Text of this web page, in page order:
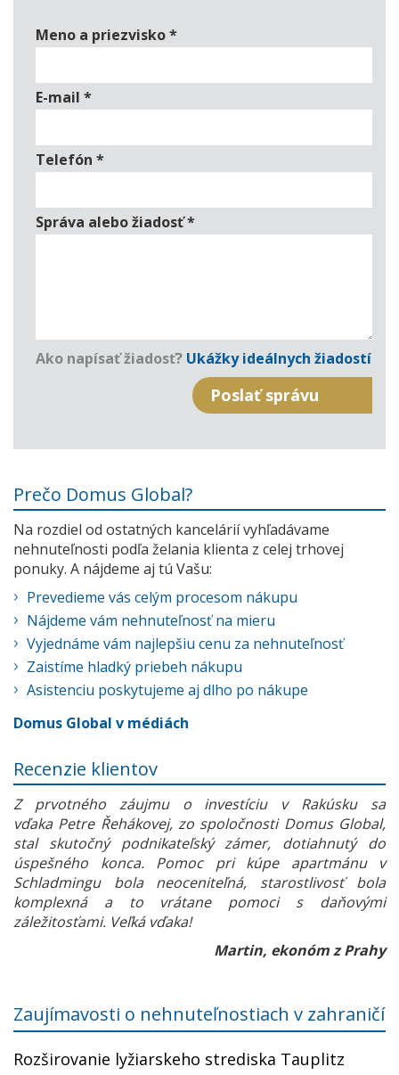
Meno a priezvisko*
E-mail *
Telefón *
Správa alebo žiadosť*
Ako napísať žiadosť? Ukážky ideálnych žiadostí
Prečo Domus Global?
Na rozdiel od ostatných kancelárií vyhľadávame
nehnuteľnosti podľa želania klienta z celej trhovej
ponuky. A nájdeme aj tú Vašu:
Prevedieme vás celým procesom nákupu
Nájdeme vám nehnuteľnosť na mieru
Vyjednáme vám najlepšiu cenu za nehnuteľnosť
Zaistíme hladký priebeh nákupu
Asistenciu poskytujeme aj dlho po nákupe
Domus Global v médiách
Recenzie klientov
Z prvotného záujmu o investíciu v Rakúsku sa
vďaka Petre Řehákovej, zo spoločnosti Domus Global,
stal skutočný podnikateľský zámer, dotiahnutý do
úspešného konca. Pomoc pri kúpe apartmánu v
Schladmingu bola neoceniteľná, starostlivosť bola
komplexná a to vrátane pomoci s daňovými
záležitosťami. Veľká vďaka!
Martin, ekonóm z Prahy
Zaujímavosti o nehnuteľnostiach v zahraničí
Rozširovanie lyžiarskeho strediska Tauplitz